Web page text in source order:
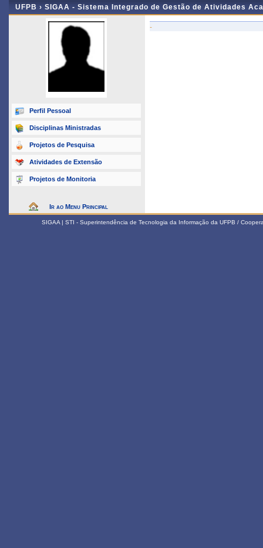
UFPB › SIGAA - Sistema Integrado de Gestão de Atividades
Perfil Pessoal
Disciplinas Ministradas
Projetos de Pesquisa
Atividades de Extensão
Projetos de Monitoria
Ir ao Menu Principal
-
SIGAA | STI - Superintendência de Tecnologia da Informação da UFPB /